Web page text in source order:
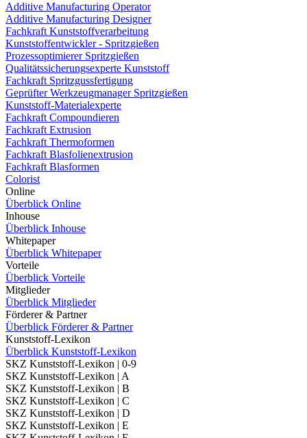
Additive Manufacturing Operator
Additive Manufacturing Designer
Fachkraft Kunststoffverarbeitung
Kunststoffentwickler - Spritzgießen
Prozessoptimierer Spritzgießen
Qualitätssicherungsexperte Kunststoff
Fachkraft Spritzgussfertigung
Geprüfter Werkzeugmanager Spritzgießen
Kunststoff-Materialexperte
Fachkraft Compoundieren
Fachkraft Extrusion
Fachkraft Thermoformen
Fachkraft Blasfolienextrusion
Fachkraft Blasformen
Colorist
Online
Überblick Online
Inhouse
Überblick Inhouse
Whitepaper
Überblick Whitepaper
Vorteile
Überblick Vorteile
Mitglieder
Überblick Mitglieder
Förderer & Partner
Überblick Förderer & Partner
Kunststoff-Lexikon
Überblick Kunststoff-Lexikon
SKZ Kunststoff-Lexikon | 0-9
SKZ Kunststoff-Lexikon | A
SKZ Kunststoff-Lexikon | B
SKZ Kunststoff-Lexikon | C
SKZ Kunststoff-Lexikon | D
SKZ Kunststoff-Lexikon | E